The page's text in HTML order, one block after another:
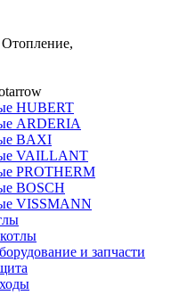
Отопление,
HUBERT
ARDERIA
BAXI
VAILLANT
PROTHERM
BOSCH
VISSMANN
и запчасти